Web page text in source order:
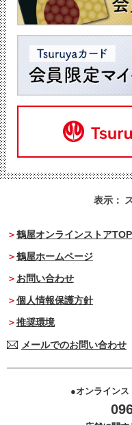
表示：
鶴屋オンラインストアTOP
鶴屋ホームページ
お問い合わせ
個人情報保護方針
推奨環境
メールでのお問い合わせ
オンラインス